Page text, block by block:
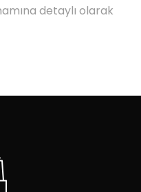
detaylı olarak